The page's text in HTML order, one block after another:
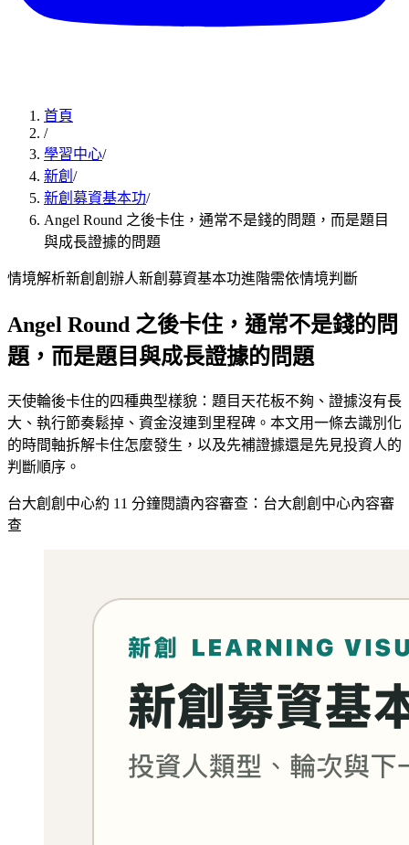
首頁
/
學習中心/
新創 /
新創募資基本功/
Angel Round 之後卡住，通常不是錢的問題，而是題目
與成長證據的問題
情境解析新創創辦人新創募資基本功進階需依情境判斷
Angel Round 之後卡住，通常不是錢的問
題，而是題目與成長證據的問題
天使輪後卡住的四種典型樣貌：題目天花板不夠、證據沒有長
大、執行節奏鬆掉、資金沒連到里程碑。本文用一條去識別化
的時間軸拆解卡住怎麼發生，以及先補證據還是先見投資人的
判斷順序。
台大創創中心約 11 分鐘閱讀內容審查： 台大創創中心內容審
查